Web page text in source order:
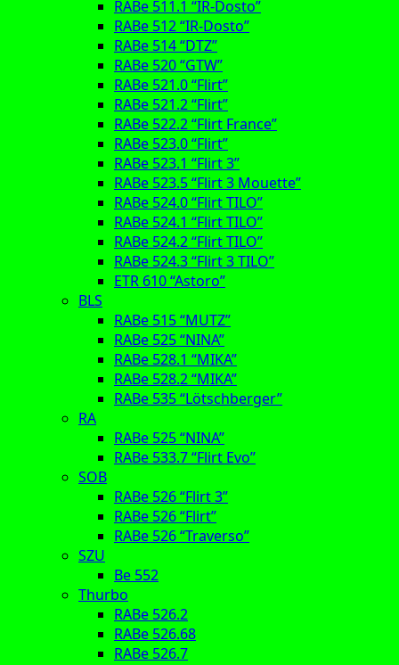
RABe 511.1 “IR-Dosto”
RABe 512 “IR-Dosto”
RABe 514 “DTZ”
RABe 520 “GTW”
RABe 521.0 “Flirt”
RABe 521.2 “Flirt”
RABe 522.2 “Flirt France”
RABe 523.0 “Flirt”
RABe 523.1 “Flirt 3”
RABe 523.5 “Flirt 3 Mouette”
RABe 524.0 “Flirt TILO”
RABe 524.1 “Flirt TILO”
RABe 524.2 “Flirt TILO”
RABe 524.3 “Flirt 3 TILO”
ETR 610 “Astoro”
BLS
RABe 515 “MUTZ”
RABe 525 “NINA”
RABe 528.1 “MIKA”
RABe 528.2 “MIKA”
RABe 535 “Lötschberger”
RA
RABe 525 “NINA”
RABe 533.7 “Flirt Evo”
SOB
RABe 526 “Flirt 3”
RABe 526 “Flirt”
RABe 526 “Traverso”
SZU
Be 552
Thurbo
RABe 526.2
RABe 526.68
RABe 526.7